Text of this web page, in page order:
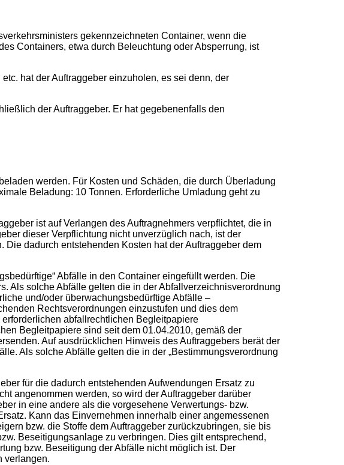
gekennzeichneten Container, wenn die
Containers, etwa durch Beleuchtung oder Absperrung, ist
hat der Auftraggeber einzuholen, es sei denn, der
der Auftraggeber. Er hat gegebenenfalls den
werden. Für Kosten und Schäden, die durch Überladung
Beladung: 10 Tonnen. Erforderliche Umladung geht zu
ist auf Verlangen des Auftragnehmers verpflichtet, die in
dieser Verpflichtung nicht unverzüglich nach, ist der
dadurch entstehenden Kosten hat der Auftraggeber dem
Abfälle in den Container eingefüllt werden. Die
Als solche Abfälle gelten die in der Abfallverzeichnisverordnung
und/oder überwachungsbedürftige Abfälle –
Rechtsverordnungen einzustufen und dies dem
abfallrechtlichen Begleitpapiere
Begleitpapiere sind seit dem 01.04.2010, gemäß der
Auf ausdrücklichen Hinweis des Auftraggebers berät der
Als solche Abfälle gelten die in der „Bestimmungsverordnung
für die dadurch entstehenden Aufwendungen Ersatz zu
angenommen werden, so wird der Auftraggeber darüber
in eine andere als die vorgesehene Verwertungs- bzw.
Kann das Einvernehmen innerhalb einer angemessenen
bzw. die Stoffe dem Auftraggeber zurückzubringen, sie bis
Beseitigungsanlage zu verbringen. Dies gilt entsprechend,
bzw. Beseitigung der Abfälle nicht möglich ist. Der
verlangen.